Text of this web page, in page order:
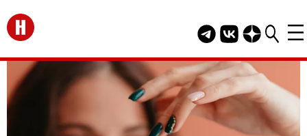
Перейти на главную
Telegram канал
Группа HELLO
Канал